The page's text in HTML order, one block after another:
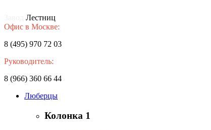
Лестниц
Офис в Москве:
8 (495) 970 72 03
Руководитель:
8 (966) 360 66 44
Люберцы
Колонка 1